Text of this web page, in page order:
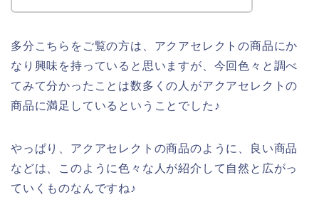
多分こちらをご覧の方は、アクアセレクトの商品にか
なり興味を持っていると思いますが、今回色々と調べ
てみて分かったことは数多くの人がアクアセレクトの
商品に満足しているということでした♪
やっぱり、アクアセレクトの商品のように、良い商品
などは、このように色々な人が紹介して自然と広がっ
ていくものなんですね♪